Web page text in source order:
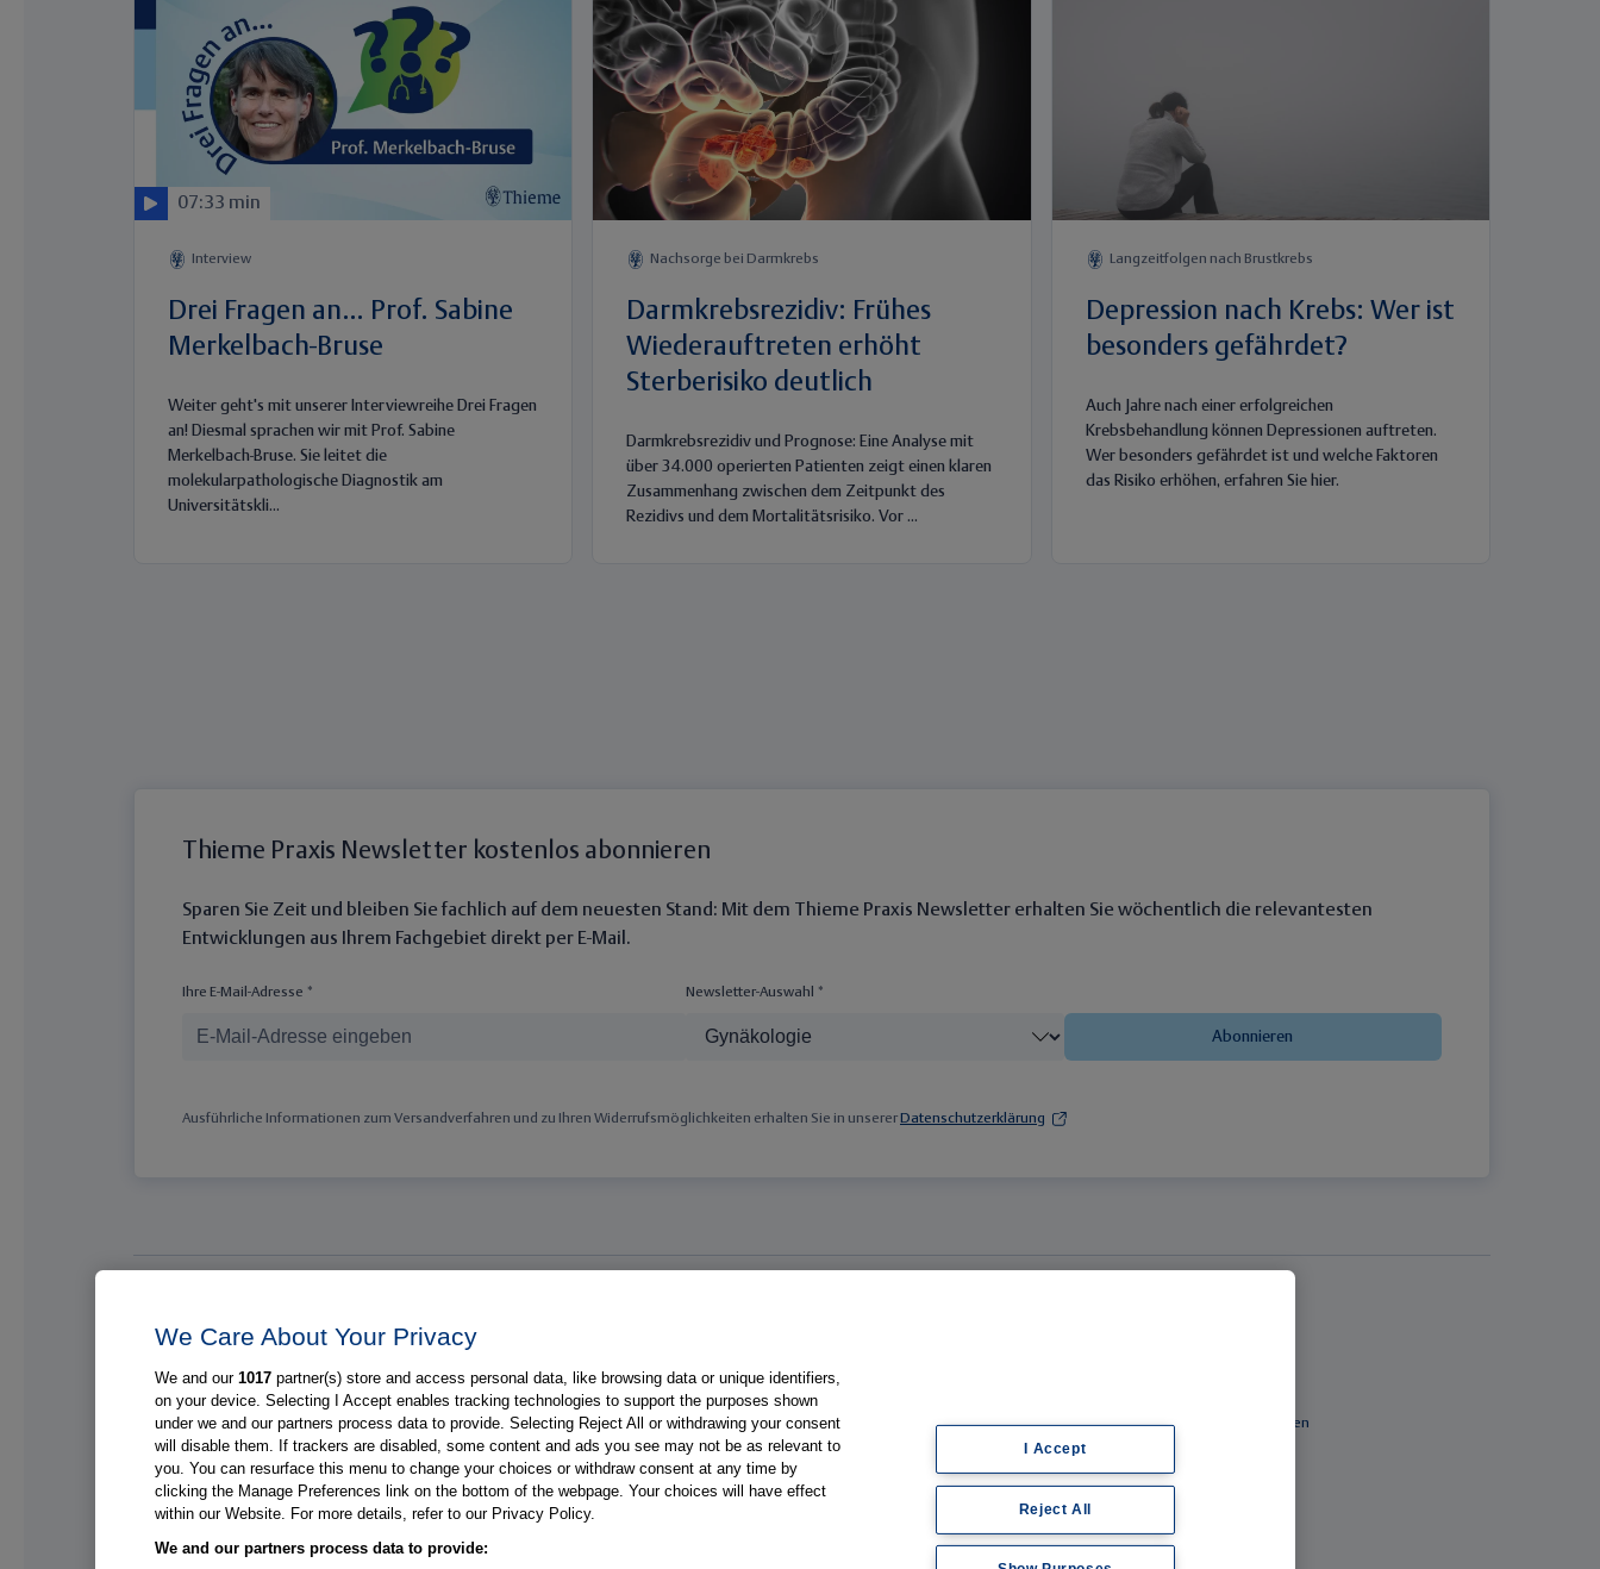
07:33 min
Interview
Drei Fragen an… Prof. Sabine
Merkelbach-Bruse
Weiter geht's mit unserer Interviewreihe Drei Fragen
an! Diesmal sprachen wir mit Prof. Sabine
Merkelbach-Bruse. Sie leitet die
molekularpathologische Diagnostik am
Universitätskli...
Nachsorge bei Darmkrebs
Darmkrebsrezidiv: Frühes
Wiederauftreten erhöht
Sterberisiko deutlich
Darmkrebsrezidiv und Prognose: Eine Analyse mit
über 34.000 operierten Patienten zeigt einen klaren
Zusammenhang zwischen dem Zeitpunkt des
Rezidivs und dem Mortalitätsrisiko. Vor ...
Langzeitfolgen nach Brustkrebs
Depression nach Krebs: Wer ist
besonders gefährdet?
Auch Jahre nach einer erfolgreichen
Krebsbehandlung können Depressionen auftreten.
Wer besonders gefährdet ist und welche Faktoren
das Risiko erhöhen, erfahren Sie hier.
Thieme Praxis Newsletter kostenlos abonnieren
Sparen Sie Zeit und bleiben Sie fachlich auf dem neuesten Stand: Mit dem Thieme Praxis Newsletter erhalten Sie wöchentlich die relevantesten
Entwicklungen aus Ihrem Fachgebiet direkt per E-Mail.
Ihre E-Mail-Adresse * Newsletter-Auswahl *
Abonnieren
Ausführliche Informationen zum Versandverfahren und zu Ihren Widerrufsmöglichkeiten erhalten Sie in unsererDatenschutzerklärung
Endokrinologie & Diabetes
Gebärmutter(hals)
Solide Tumoren
–
Alle Themen
Gynäkologie
Hämatologie & Onkologie
Medizin & Gesundheitssystem
Fachzugang freischalten
We Care About Your Privacy
We and our 1017 partner(s) store and access personal data, like browsing data or unique identifiers,
on your device. Selecting I Accept enables tracking technologies to support the purposes shown
under we and our partners process data to provide. Selecting Reject All or withdrawing your consent
will disable them. If trackers are disabled, some content and ads you see may not be as relevant to
you. You can resurface this menu to change your choices or withdraw consent at any time by
clicking the Manage Preferences link on the bottom of the webpage. Your choices will have effect
within our Website. For more details, refer to our Privacy Policy.
We and our partners process data to provide:
I Accept
Reject All